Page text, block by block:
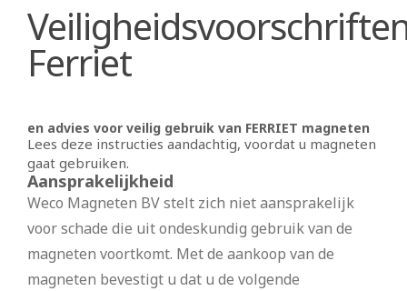
Ferriet
en advies voor veilig gebruik van FERRIET magneten
Lees deze instructies aandachtig, voordat u magneten
gaat gebruiken.
Aansprakelijkheid
Weco Magneten BV stelt zich niet aansprakelijk
voor schade die uit ondeskundig gebruik van de
magneten voortkomt. Met de aankoop van de
magneten bevestigt u dat u de volgende